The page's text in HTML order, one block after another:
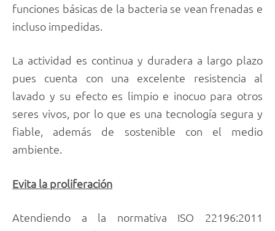
funciones básicas de la bacteria se vean frenadas e
incluso impedidas.
La actividad es continua y duradera a largo plazo
pues cuenta con una excelente resistencia al
lavado y su efecto es limpio e inocuo para otros
seres vivos, por lo que es una tecnología segura y
fiable, además de sostenible con el medio
ambiente.
Evita la proliferación
Atendiendo a la normativa ISO 22196:2011